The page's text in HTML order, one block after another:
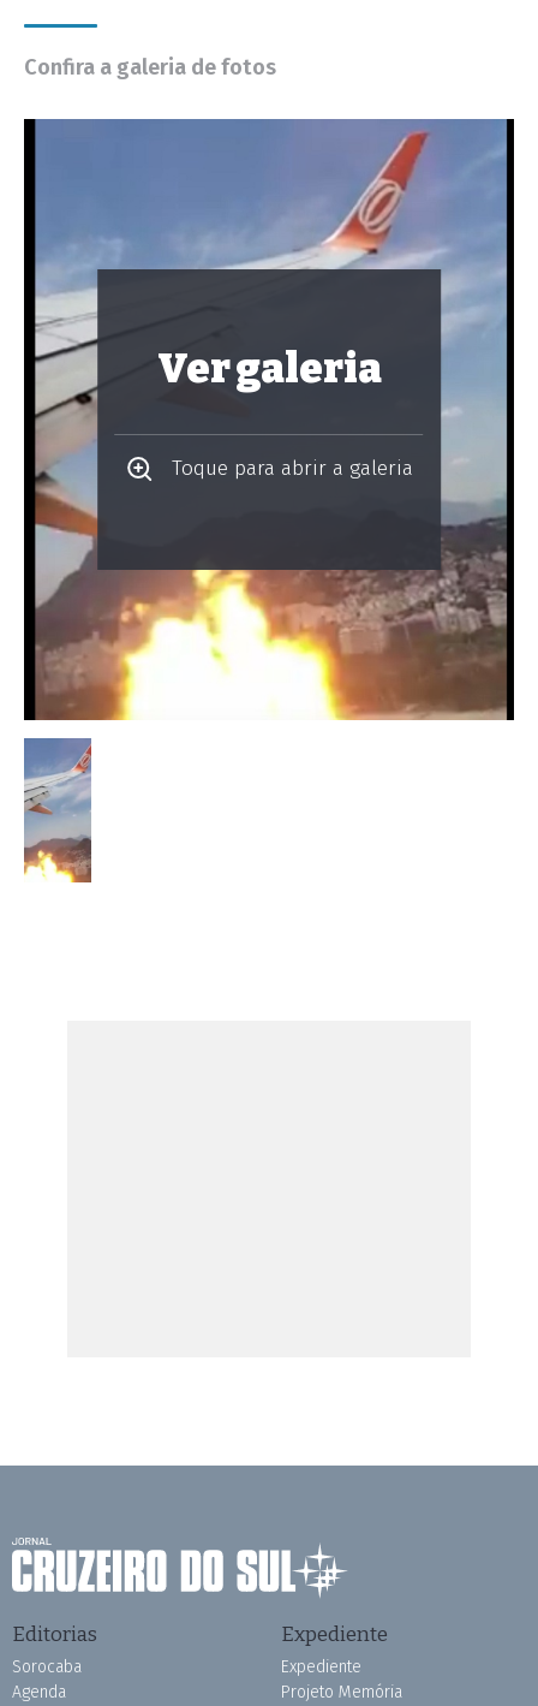
Confira a galeria de fotos
Ver galeria
Toque para abrir a galeria
Editorias
Sorocaba
Agenda
Expediente
Expediente
Projeto Memória